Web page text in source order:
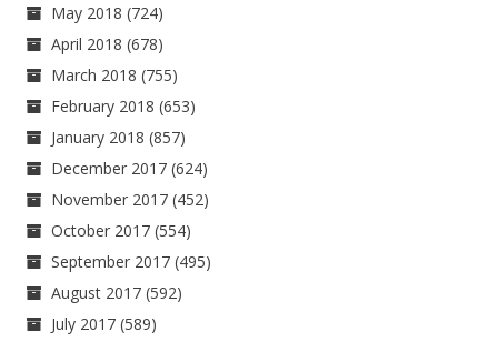
May 2018 (724)
April 2018 (678)
March 2018 (755)
February 2018 (653)
January 2018 (857)
December 2017 (624)
November 2017 (452)
October 2017 (554)
September 2017 (495)
August 2017 (592)
July 2017 (589)